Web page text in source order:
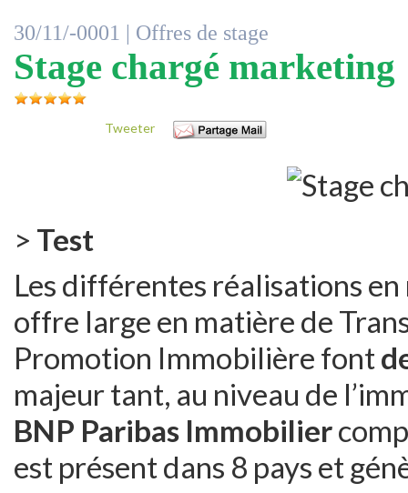
30/11/-0001 | Offres de stage
Stage chargé marketing
Tweeter
> Test
Les différentes réalisations
offre large en matière de
Promotion Immobilière font
majeur tant, au niveau de
BNP Paribas Immobilier
est présent dans 8 pays et